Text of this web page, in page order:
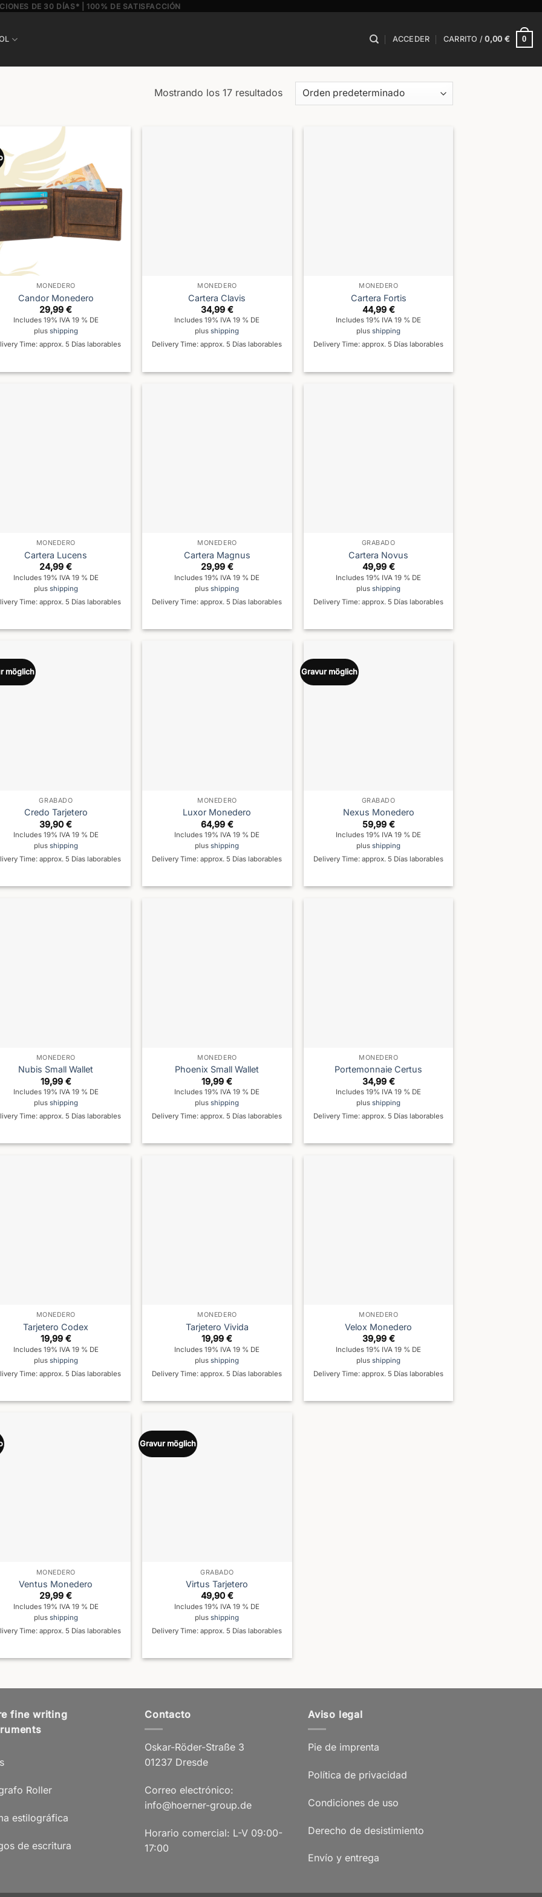
DE 30 DÍAS* | 100% DE SATISFACCIÓN
ACCEDER CARRITO /0,00 € 0
Mostrando los 17 resultados
MONEDERO
Candor Monedero
29,99€
Includes 19% IVA 19 % DE
plus shipping
Time: approx. 5 Días laborables
MONEDERO
Cartera Clavis
34,99 €
Includes 19% IVA 19 % DE
plusshipping
Delivery Time: approx. 5 Días laborables
MONEDERO
Cartera Fortis
44,99 €
Includes 19% IVA 19 % DE
plusshipping
Delivery Time: approx. 5 Días laborables
MONEDERO
Cartera Lucens
24,99€
Includes 19% IVA 19 % DE
plus shipping
Time: approx. 5 Días laborables
MONEDERO
Cartera Magnus
29,99 €
Includes 19% IVA 19 % DE
plusshipping
Delivery Time: approx. 5 Días laborables
GRABADO
Cartera Novus
49,99 €
Includes 19% IVA 19 % DE
plusshipping
Delivery Time: approx. 5 Días laborables
möglich
GRABADO
Credo Tarjetero
39,90€
Includes 19% IVA 19 % DE
plus shipping
Time: approx. 5 Días laborables
MONEDERO
Luxor Monedero
64,99 €
Includes 19% IVA 19 % DE
plusshipping
Delivery Time: approx. 5 Días laborables
Gravur möglich
GRABADO
Nexus Monedero
59,99 €
Includes 19% IVA 19 % DE
plusshipping
Delivery Time: approx. 5 Días laborables
MONEDERO
Nubis Small Wallet
19,99 €
Includes 19% IVA 19 % DE
plus shipping
Time: approx. 5 Días laborables
MONEDERO
Phoenix Small Wallet
19,99€
Includes 19% IVA 19 % DE
plusshipping
Delivery Time: approx. 5 Días laborables
MONEDERO
Portemonnaie Certus
34,99 €
Includes 19% IVA 19 % DE
plusshipping
Delivery Time: approx. 5 Días laborables
MONEDERO
Tarjetero Codex
19,99 €
Includes 19% IVA 19 % DE
plus shipping
Time: approx. 5 Días laborables
MONEDERO
Tarjetero Vivida
19,99€
Includes 19% IVA 19 % DE
plusshipping
Delivery Time: approx. 5 Días laborables
MONEDERO
Velox Monedero
39,99 €
Includes 19% IVA 19 % DE
plusshipping
Delivery Time: approx. 5 Días laborables
MONEDERO
Ventus Monedero
29,99€
Includes 19% IVA 19 % DE
plus shipping
Time: approx. 5 Días laborables
Gravur möglich
GRABADO
Virtus Tarjetero
49,90 €
Includes 19% IVA 19 % DE
plusshipping
Delivery Time: approx. 5 Días laborables
fine writing
Roller
estilográfica
de escritura
Contacto
Oskar-Röder-Straße 3
01237 Dresde
Correo electrónico:
info@hoerner-group.de
Horario comercial: L-V 09:00-
17:00
Aviso legal
Pie de imprenta
Política de privacidad
Condiciones de uso
Derecho de desistimiento
Envío y entrega